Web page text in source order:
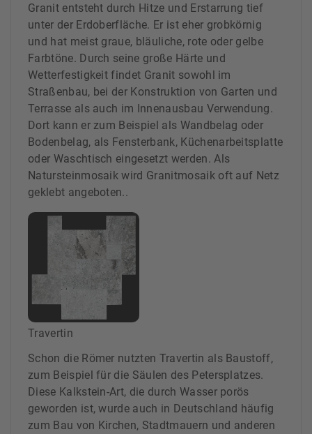
Granit entsteht durch Hitze und Erstarrung tief
unter der Erdoberfläche. Er ist eher grobkörnig
und hat meist graue, bläuliche, rote oder gelbe
Farbtöne. Durch seine große Härte und
Wetterfestigkeit findet Granit sowohl im
Straßenbau, bei der Konstruktion von Garten und
Terrasse als auch im Innenausbau Verwendung.
Dort kann er zum Beispiel als Wandbelag oder
Bodenbelag, als Fensterbank, Küchenarbeitsplatte
oder Waschtisch eingesetzt werden. Als
Natursteinmosaik wird Granitmosaik oft auf Netz
geklebt angeboten..
Travertin
Schon die Römer nutzten Travertin als Baustoff,
zum Beispiel für die Säulen des Petersplatzes.
Diese Kalkstein-Art, die durch Wasser porös
geworden ist, wurde auch in Deutschland häufig
zum Bau von Kirchen, Stadtmauern und anderen